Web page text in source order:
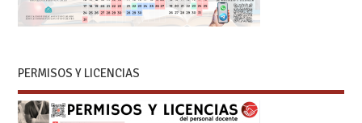
PERMISOS Y LICENCIAS